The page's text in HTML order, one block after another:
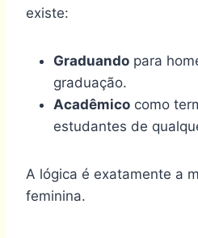
existe:
Graduando para
graduação.
Acadêmico como
estudantes de
A lógica é exatamente a
feminina.